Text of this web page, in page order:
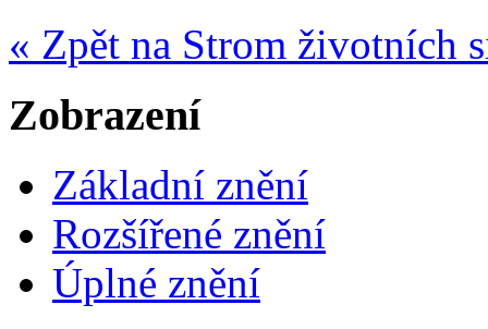
« Zpět na Strom životních
Zobrazení
Základní znění
Rozšířené znění
Úplné znění